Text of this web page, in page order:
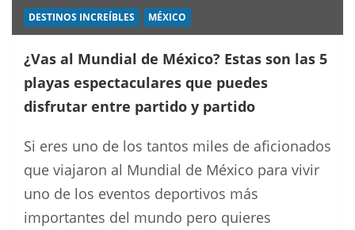
DESTINOS INCREÍBLES MÉXICO
¿Vas al Mundial de México? Estas son las 5
playas espectaculares que puedes
disfrutar entre partido y partido
Si eres uno de los tantos miles de aficionados
que viajaron al Mundial de México para vivir
uno de los eventos deportivos más
importantes del mundo pero quieres